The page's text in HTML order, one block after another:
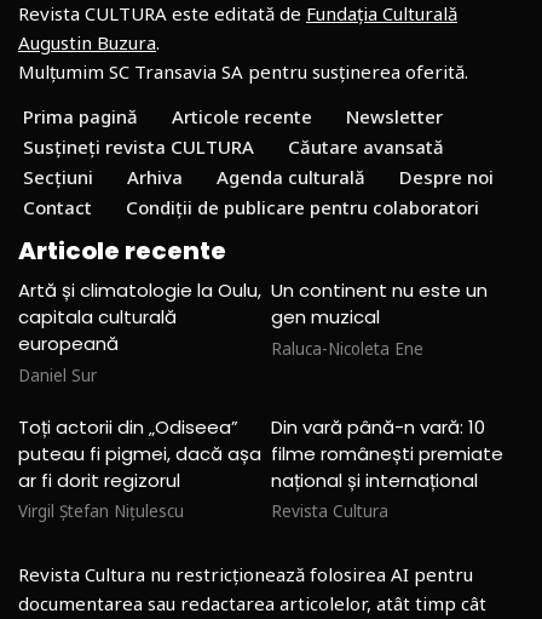
Revista CULTURA este editată de Fundația Culturală
Augustin Buzura.
Mulțumim SC Transavia SA pentru susținerea oferită.
Prima pagină
Articole recente
Newsletter
Susțineți revista CULTURA
Căutare avansată
Secțiuni
Arhiva Agenda culturală
Despre noi
Contact
Condiții de publicare pentru colaboratori
Articole recente
Artă și climatologie la Oulu,
capitala culturală
europeană
Daniel Sur
Un continent nu este un
gen muzical
Raluca-Nicoleta Ene
Toți actorii din „Odiseea”
puteau fi pigmei, dacă așa
ar fi dorit regizorul
Virgil Ștefan Nițulescu
Din vară până-n vară: 10
filme românești premiate
național și internațional
Revista Cultura
Revista Cultura nu restricționează folosirea AI pentru
documentarea sau redactarea articolelor, atât timp cât